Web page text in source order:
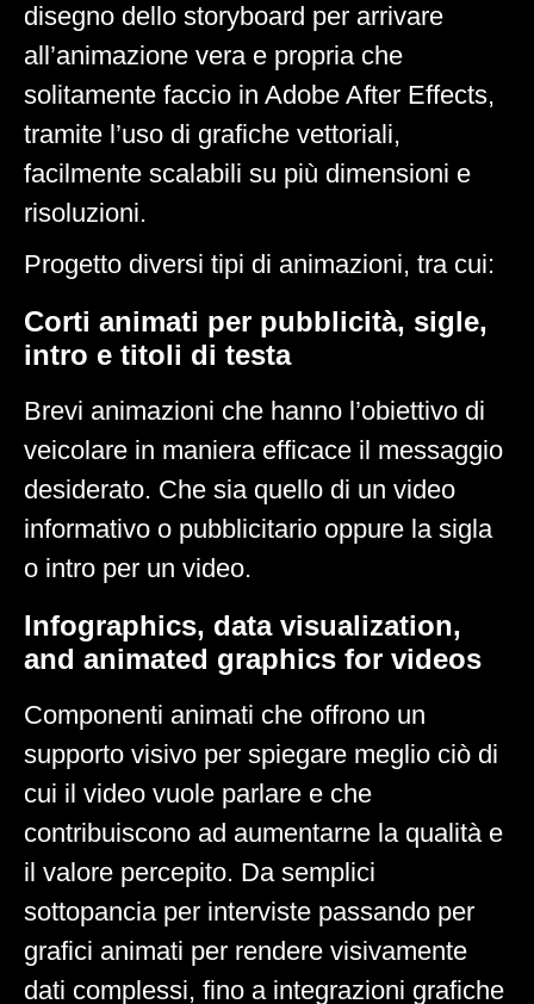
disegno dello storyboard per arrivare
all’animazione vera e propria che
solitamente faccio in Adobe After Effects,
tramite l’uso di grafiche vettoriali,
facilmente scalabili su più dimensioni e
risoluzioni.
Progetto diversi tipi di animazioni, tra cui:
Corti animati per pubblicità, sigle,
intro e titoli di testa
Brevi animazioni che hanno l’obiettivo di
veicolare in maniera efficace il messaggio
desiderato. Che sia quello di un video
informativo o pubblicitario oppure la sigla
o intro per un video.
Infographics, data visualization,
and animated graphics for videos
Componenti animati che offrono un
supporto visivo per spiegare meglio ciò di
cui il video vuole parlare e che
contribuiscono ad aumentarne la qualità e
il valore percepito. Da semplici
sottopancia per interviste passando per
grafici animati per rendere visivamente
dati complessi, fino a integrazioni grafiche